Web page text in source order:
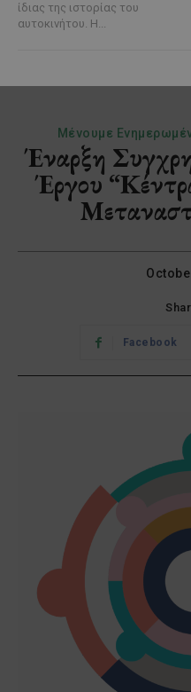
ίδιας της ιστορίας του
αυτοκινήτου. Η...